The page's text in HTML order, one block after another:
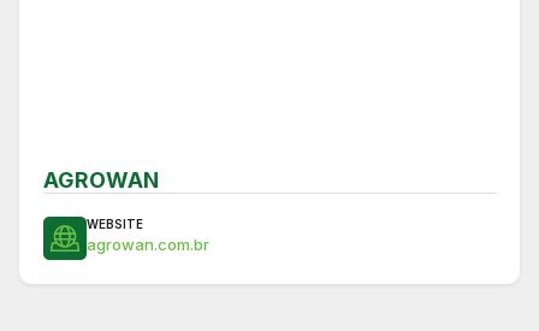
AGROWAN
WEBSITE
agrowan.com.br